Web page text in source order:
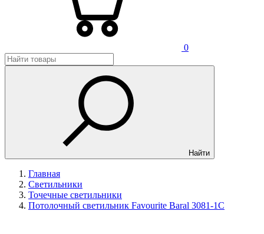
0
Найти
Главная
Светильники
Точечные светильники
Потолочный светильник Favourite Baral 3081-1C